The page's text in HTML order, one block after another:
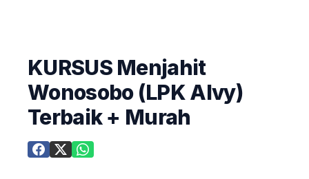
KURSUS Menjahit
Wonosobo (LPK Alvy)
Terbaik + Murah